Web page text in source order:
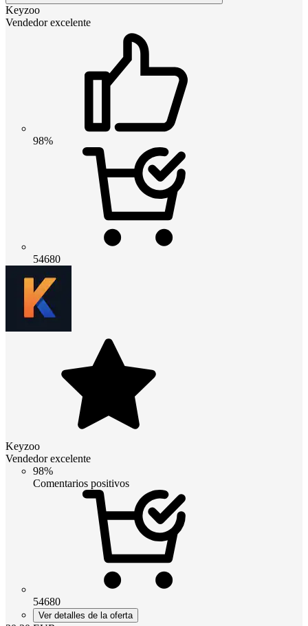
Keyzoo
Vendedor excelente
98%
54680
Keyzoo
Vendedor excelente
98%
Comentarios positivos
54680
Ver detalles de la oferta